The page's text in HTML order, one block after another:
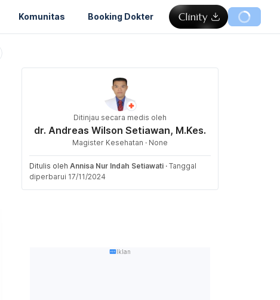
Komunitas Booking Dokter
Ditinjau secara medis oleh
dr. Andreas Wilson Setiawan, M.Kes.
Magister Kesehatan · None
Ditulis oleh Annisa Nur Indah Setiawati · Tanggal
diperbarui 17/11/2024
Iklan